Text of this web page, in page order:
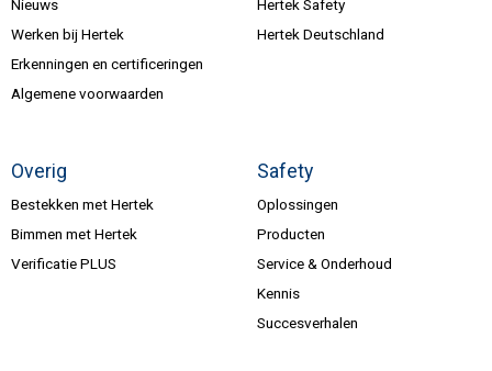
Nieuws
Werken bij Hertek
Erkenningen en certificeringen
Algemene voorwaarden
Hertek Safety
Hertek Deutschland
Overig
Bestekken met Hertek
Bimmen met Hertek
Verificatie PLUS
Safety
Oplossingen
Producten
Service & Onderhoud
Kennis
Succesverhalen